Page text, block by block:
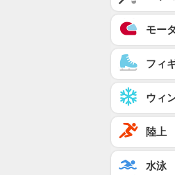
モー
フィ
ウィ
陸上
水泳